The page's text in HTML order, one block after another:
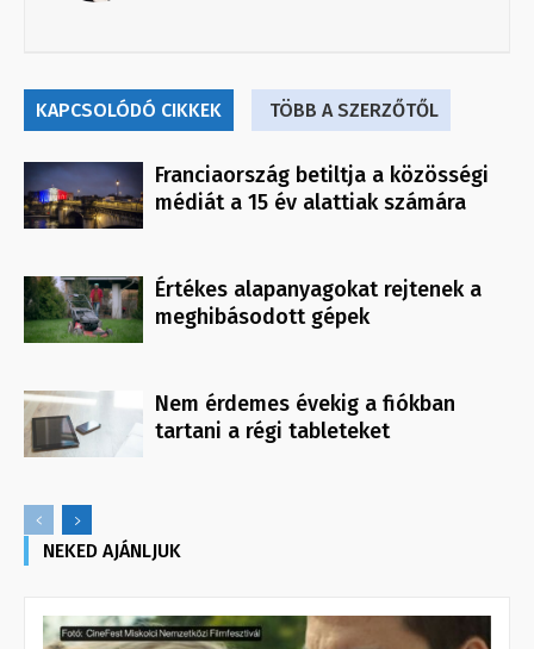
KAPCSOLÓDÓ CIKKEK TÖBB A SZERZŐTŐL
Franciaország betiltja a közösségi
médiát a 15 év alattiak számára
Értékes alapanyagokat rejtenek a
meghibásodott gépek
Nem érdemes évekig a fiókban
tartani a régi tableteket
NEKED AJÁNLJUK